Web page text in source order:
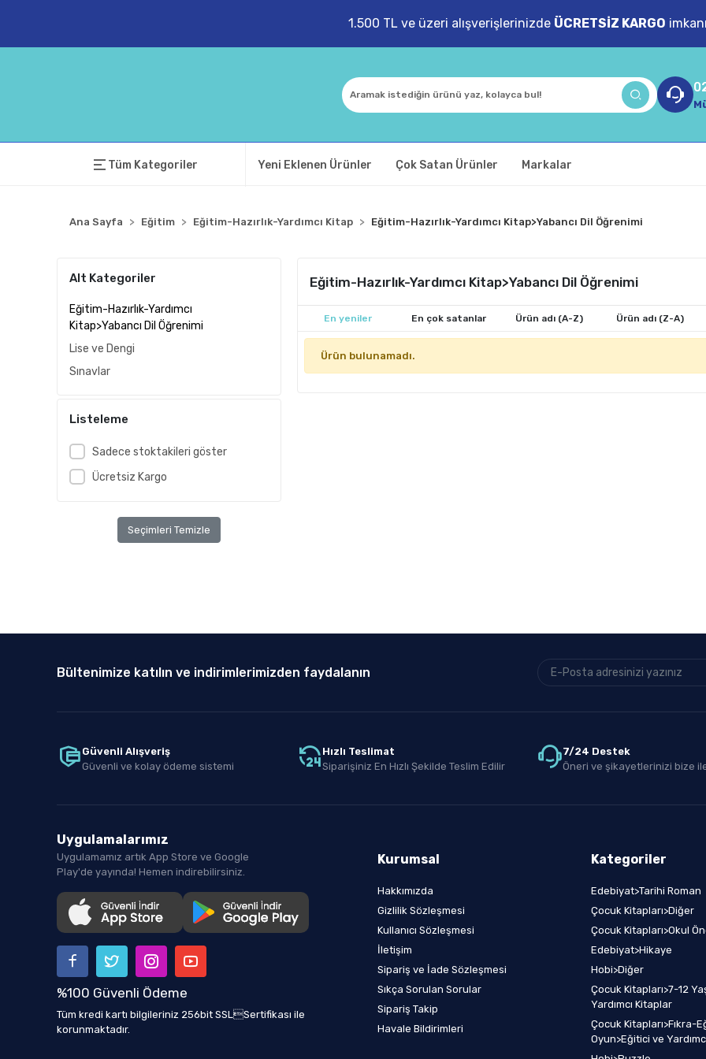
1.500 TL ve üzeri alışverişlerinizde ÜCRETSİZ KARGO
Tüm Kategoriler Yeni Eklenen Ürünler Çok Satan Ürünler Markalar
Ana Sayfa Eğitim Eğitim-Hazırlık-Yardımcı Kitap Eğitim-Hazırlık-Yardımcı Kitap>Yabancı Dil Öğrenimi
Alt Kategoriler
Eğitim-Hazırlık-Yardımcı
Kitap>Yabancı Dil Öğrenimi
Lise ve Dengi
Sınavlar
Listeleme
Sadece stoktakileri göster
Ücretsiz Kargo
Seçimleri Temizle
Eğitim-Hazırlık-Yardımcı Kitap>Yabancı Dil Öğrenimi
En yeniler En çok satanlar Ürün adı (A-Z) Ürün adı (Z-A)
Ürün bulunamadı.
Bültenimize katılın ve indirimlerimizden faydalanın
Güvenli Alışveriş
Güvenli ve kolay ödeme sistemi
Hızlı Teslimat
Siparişiniz En Hızlı Şekilde Teslim Edilir
7/24 Destek
Öneri ve şikayetlerinizi bize
Uygulamalarımız
Uygulamamız artık App Store ve Google
Play'de yayında! Hemen indirebilirsiniz.
%100 Güvenli Ödeme
Tüm kredi kartı bilgileriniz 256bit SSLSertifikası ile
korunmaktadır.
Kurumsal
Hakkımızda
Gizlilik Sözleşmesi
Kullanıcı Sözleşmesi
İletişim
Sipariş ve İade Sözleşmesi
Sıkça Sorulan Sorular
Sipariş Takip
Havale Bildirimleri
Kategoriler
Edebiyat>Tarihi Roman
Çocuk Kitapları>Diğer
Çocuk Kitapları>Okul
Edebiyat>Hikaye
Hobi>Diğer
Çocuk Kitapları>7-12
Yardımcı Kitaplar
Çocuk Kitapları>Fıkra-
Oyun>Eğitici ve